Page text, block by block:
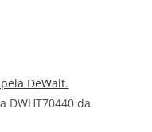
DWHT70440 da